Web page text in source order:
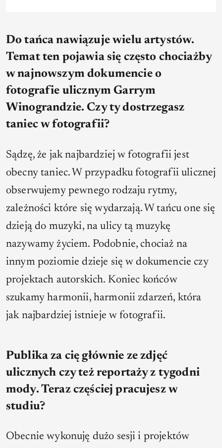
Do tańca nawiązuje wielu artystów.
Temat ten pojawia się często chociażby
w najnowszym dokumencie o
fotografie ulicznym Garrym
Winograndzie. Czy ty dostrzegasz
taniec w fotografii?
Sądzę, że jak najbardziej w fotografii jest
obecny taniec. W przypadku fotografii ulicznej
obserwujemy pewnego rodzaju rytmy,
zależności które się wydarzają. W tańcu one się
dzieją do muzyki, na ulicy tą muzykę
nazywamy życiem. Podobnie, chociaż na
innym poziomie dzieje się w dokumencie czy
projektach autorskich. Koniec końców
szukamy harmonii, harmonii zdarzeń, która
jak najbardziej istnieje w fotografii.
Publika za cię głównie ze zdjęć
ulicznych czy też reportaży z tygodni
mody. Teraz częściej pracujesz w
studiu?
Obecnie wykonuję dużo sesji i projektów